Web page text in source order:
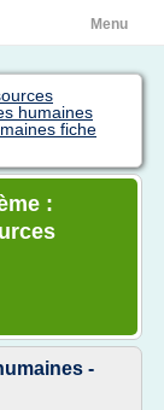
Menu
humaines
fiche
:
-